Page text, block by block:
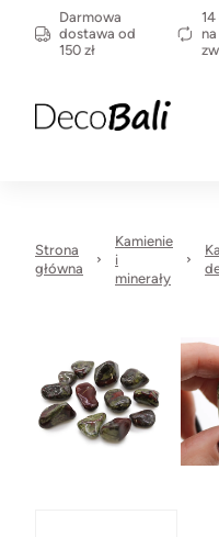
Darmowa
dostawa od
150 zł
na
Strona
główna
Kamienie
i
minerały